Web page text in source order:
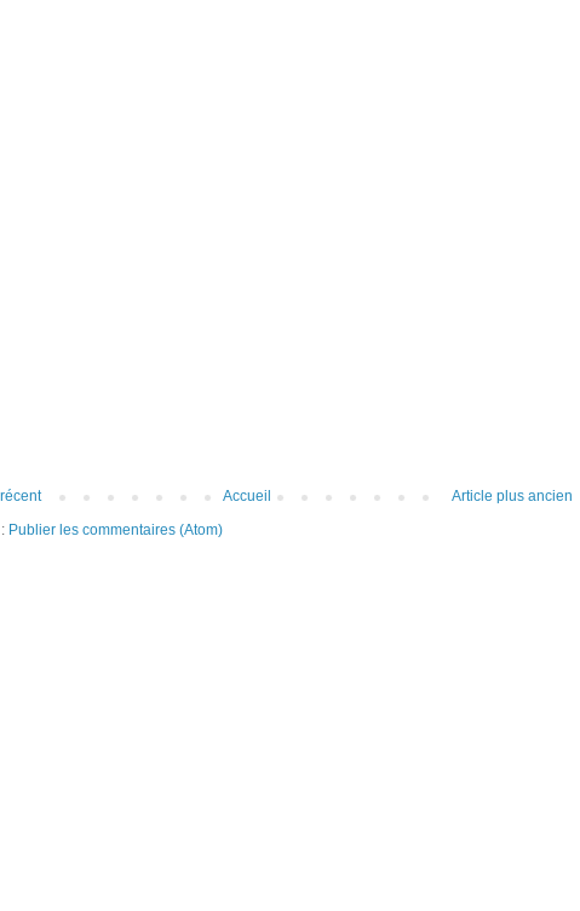
Article plus ancien
Accueil
Publier les commentaires (Atom)